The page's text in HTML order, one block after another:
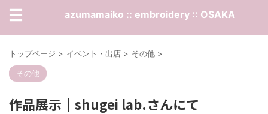
azumamaiko :: embroidery :: OSAKA
トップページ > イベント・出店 > その他 >
その他
作品展示｜shugei lab.さんにて